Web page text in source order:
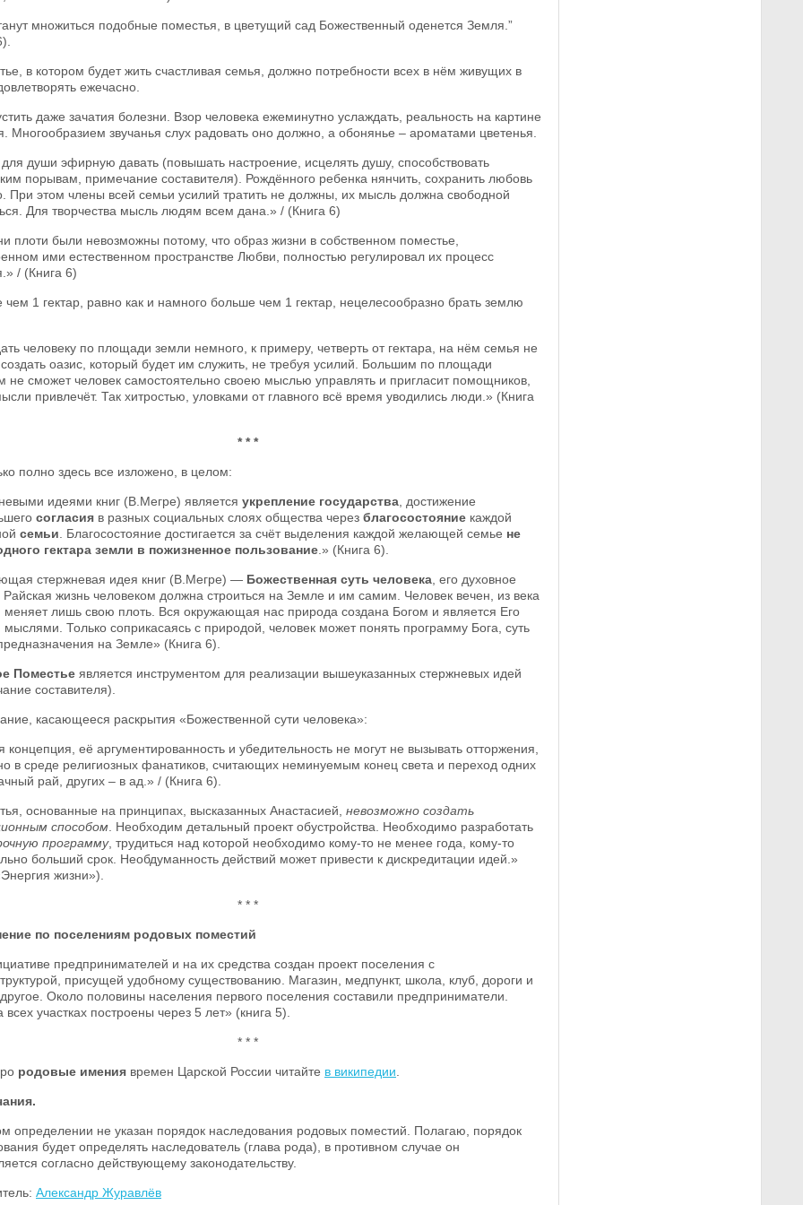
множиться подобные поместья, в цветущий сад Божественный оденется Земля.”
в котором будет жить счастливая семья, должно потребности всех в нём живущих в
ежечасно.
даже зачатия болезни. Взор человека ежеминутно услаждать, реальность на картине
Многообразием звучанья слух радовать оно должно, а обонянье – ароматами цветенья.
души эфирную давать (повышать настроение, исцелять душу, способствовать
порывам, примечание составителя). Рождённого ребенка нянчить, сохранить любовь
При этом члены всей семьи усилий тратить не должны, их мысль должна свободной
Для творчества мысль людям всем дана.» / (Книга 6)
плоти были невозможны потому, что образ жизни в собственном поместье,
ими естественном пространстве Любви, полностью регулировал их процесс
/ (Книга 6)
1 гектар, равно как и намного больше чем 1 гектар, нецелесообразно брать землю
человеку по площади земли немного, к примеру, четверть от гектара, на нём семья не
оазис, который будет им служить, не требуя усилий. Большим по площади
не сможет человек самостоятельно своею мыслью управлять и пригласит помощников,
привлечёт. Так хитростью, уловками от главного всё время уводились люди.» (Книга
* * *
полно здесь все изложено, в целом:
идеями книг (В.Мегре) является укрепление государства, достижение
согласия в разных социальных слоях общества через благосостояние каждой
семьи. Благосостояние достигается за счёт выделения каждой желающей семье не
гектара земли в пожизненное пользование.» (Книга 6).
стержневая идея книг (В.Мегре) — Божественная суть человека, его духовное
Райская жизнь человеком должна строиться на Земле и им самим. Человек вечен, из века
меняет лишь свою плоть. Вся окружающая нас природа создана Богом и является Его
Только соприкасаясь с природой, человек может понять программу Бога, суть
на Земле» (Книга 6).
Поместье является инструментом для реализации вышеуказанных стержневых идей
составителя).
касающееся раскрытия «Божественной сути человека»:
концепция, её аргументированность и убедительность не могут не вызывать отторжения,
в среде религиозных фанатиков, считающих неминуемым конец света и переход одних
рай, других – в ад.» / (Книга 6).
основанные на принципах, высказанных Анастасией, невозможно создать
способом. Необходим детальный проект обустройства. Необходимо разработать
программу, трудиться над которой необходимо кому-то не менее года, кому-то
больший срок. Необдуманность действий может привести к дискредитации идей.»
жизни»).
* * *
по поселениям родовых поместий
предпринимателей и на их средства создан проект поселения с
присущей удобному существованию. Магазин, медпункт, школа, клуб, дороги и
Около половины населения первого поселения составили предприниматели.
участках построены через 5 лет» (книга 5).
* * *
родовые имения времен Царской России читайте в википедии.
определении не указан порядок наследования родовых поместий. Полагаю, порядок
будет определять наследователь (глава рода), в противном случае он
согласно действующему законодательству.
Александр Журавлёв